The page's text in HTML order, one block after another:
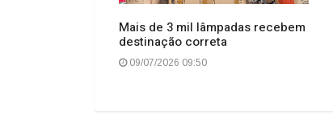
Mais de 3 mil lâmpadas recebem
destinação correta
09/07/2026 09:50